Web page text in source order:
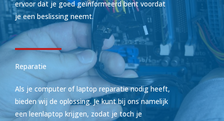
ervoor dat je goed geïnformeerd bent voordat
je een beslissing neemt.
Reparatie
Als je computer of laptop reparatie nodig heeft,
bieden wij de oplossing. Je kunt bij ons namelijk
een leenlaptop krijgen, zodat je toch je